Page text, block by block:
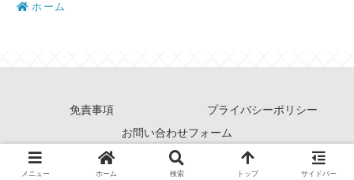
ホーム
免責事項
プライバシーポリシー
お問い合わせフォーム
© 2021 山log.
メニュー ホーム 検索 トップ サイドバー